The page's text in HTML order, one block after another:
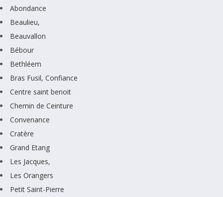
Abondance
Beaulieu,
Beauvallon
Bébour
Bethléem
Bras Fusil, Confiance
Centre saint benoit
Chemin de Ceinture
Convenance
Cratère
Grand Etang
Les Jacques,
Les Orangers
Petit Saint-Pierre